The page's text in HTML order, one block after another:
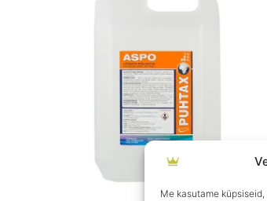
Me kasutame
through